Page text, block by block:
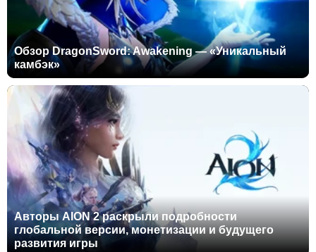
Обзор DragonSword: Awakening — «Уникальный
камбэк»
Авторы AION 2 раскрыли подробности
глобальной версии, монетизации и будущего
развития игры